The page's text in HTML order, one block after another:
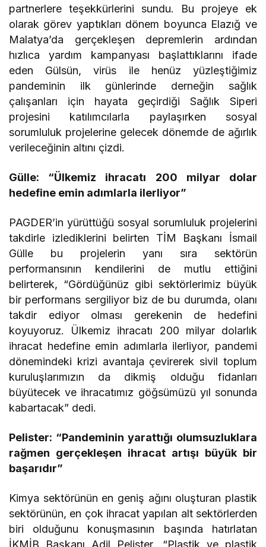
partnerlere teşekkürlerini sundu. Bu projeye ek
olarak görev yaptıkları dönem boyunca Elazığ ve
Malatya’da gerçekleşen depremlerin ardından
hızlıca yardım kampanyası başlattıklarını ifade
eden Gülsün, virüs ile henüz yüzleştiğimiz
pandeminin ilk günlerinde derneğin sağlık
çalışanları için hayata geçirdiği Sağlık Siperi
projesini katılımcılarla paylaşırken sosyal
sorumluluk projelerine gelecek dönemde de ağırlık
verileceğinin altını çizdi.
Gülle: “Ülkemiz ihracatı 200 milyar dolar
hedefine emin adımlarla ilerliyor”
PAGDER’in yürüttüğü sosyal sorumluluk projelerini
takdirle izlediklerini belirten TİM Başkanı İsmail
Gülle bu projelerin yanı sıra sektörün
performansının kendilerini de mutlu ettiğini
belirterek, “Gördüğünüz gibi sektörlerimiz büyük
bir performans sergiliyor biz de bu durumda, olanı
takdir ediyor olması gerekenin de hedefini
koyuyoruz. Ülkemiz ihracatı 200 milyar dolarlık
ihracat hedefine emin adımlarla ilerliyor, pandemi
dönemindeki krizi avantaja çevirerek sivil toplum
kuruluşlarımızın da dikmiş olduğu fidanları
büyütecek ve ihracatımız göğsümüzü yıl sonunda
kabartacak” dedi.
Pelister: “Pandeminin yarattığı olumsuzluklara
rağmen gerçekleşen ihracat artışı büyük bir
başarıdır”
Kimya sektörünün en geniş ağını oluşturan plastik
sektörünün, en çok ihracat yapılan alt sektörlerden
biri olduğunu konuşmasının başında hatırlatan
İKMİB Başkanı Adil Pelister, “Plastik ve plastik